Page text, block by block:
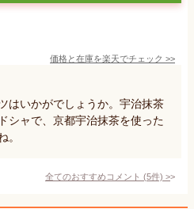
価格と在庫を楽天でチェック >>
はいかがでしょうか。宇治抹茶
シャで、京都宇治抹茶を使った
。
全てのおすすめコメント (5件) >